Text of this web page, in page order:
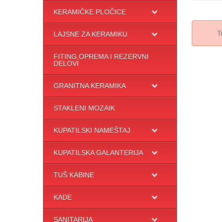
KERAMIČKE PLOČICE
LAJSNE ZA KERAMIKU
FITING,OPREMA I REZERVNI
DELOVI
GRANITNA KERAMIKA
STAKLENI MOZAIK
KUPATILSKI NAMEŠTAJ
KUPATILSKA GALANTERIJA
TUŠ KABINE
KADE
SANITARIJA